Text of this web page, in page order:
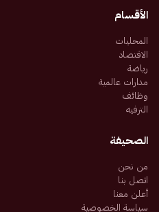
الأقسام
المحليات
الاقتصاد
رياضة
مدارات عالمية
وظائف
الترفيه
الصحيفة
من نحن
اتصل بنا
أعلن معنا
سياسة الخصوصية